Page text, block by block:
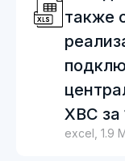
также
ХВС за
excel, 1.9